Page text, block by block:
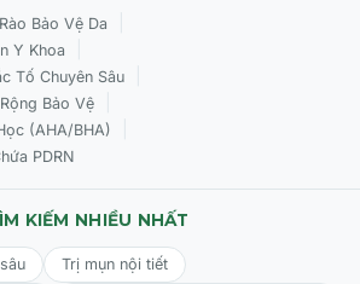
Bảo Vệ Da
Y Khoa
Tố Chuyên Sâu
Bảo Vệ
(AHA/BHA)
PDRN
KIẾM NHIỀU NHẤT
Trị mụn nội tiết